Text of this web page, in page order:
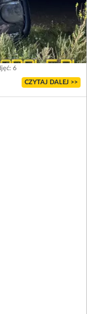
6
CZYTAJ DALEJ >>